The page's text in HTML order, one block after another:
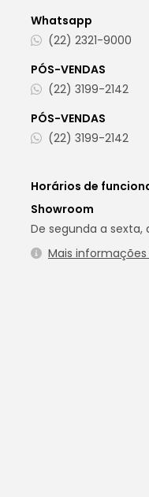
Whatsapp
(22) 2321-9000
PÓS-VENDAS
(22) 3199-2142
PÓS-VENDAS
(22) 3199-2142
Horários de
Showroom
De segunda a sexta,
Mais informações